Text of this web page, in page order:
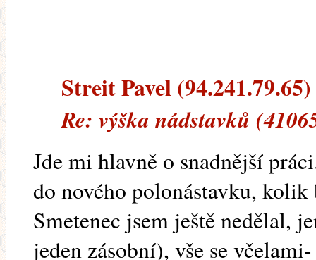
Streit Pavel
Re: výška nádstavků
Jde mi hlavně o snadnější
do nového polonástavku,
Smetenec jsem ještě nedělal,
jeden zásobní), vše se